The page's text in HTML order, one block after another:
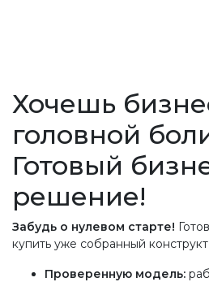
Хочешь
головной
Готовый
решение!
Забудь о нулевом старте!
купить уже собранный
Проверенную модель: